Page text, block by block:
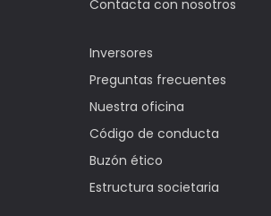
Contacta con nosotros
Inversores
Preguntas frecuentes
Nuestra oficina
Código de conducta
Buzón ético
Estructura societaria